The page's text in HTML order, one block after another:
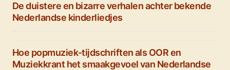
De duistere en bizarre verhalen achter bekende
Nederlandse kinderliedjes
Hoe popmuziek-tijdschriften als OOR en
Muziekkrant het smaakgevoel van Nederlandse